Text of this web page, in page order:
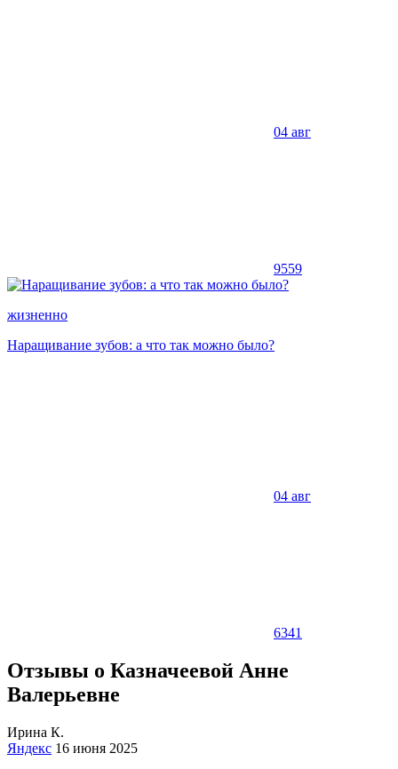
04 авг
9559
жизненно
Наращивание зубов: а что так можно было?
04 авг
6341
Отзывы о Казначеевой Анне
Валерьевне
Ирина К.
Яндекс 16 июня 2025